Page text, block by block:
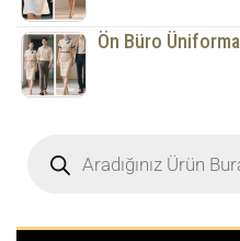
Ön Büro Üniforma